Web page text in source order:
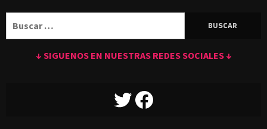
↓ SIGUENOS EN NUESTRAS REDES SOCIALES ↓
TWITTERFACEBOOK